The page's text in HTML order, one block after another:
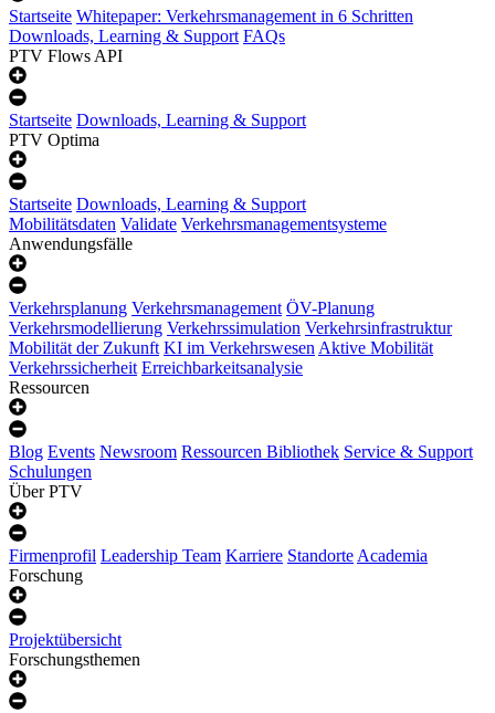
Startseite Whitepaper: Verkehrsmanagement in 6 Schritten
Downloads, Learning & Support FAQs
PTV Flows API
Startseite Downloads, Learning & Support
PTV Optima
Startseite Downloads, Learning & Support
Mobilitätsdaten Validate Verkehrsmanagementsysteme
Anwendungsfälle
Verkehrsplanung Verkehrsmanagement ÖV-Planung
Verkehrsmodellierung Verkehrssimulation Verkehrsinfrastruktur
Mobilität der Zukunft KI im VerkehrswesenAktive Mobilität
Verkehrssicherheit Erreichbarkeitsanalysie
Ressourcen
Blog Events Newsroom Ressourcen Bibliothek Service & Support
Schulungen
Über PTV
Firmenprofil Leadership Team Karriere StandorteAcademia
Forschung
Projektübersicht
Forschungsthemen